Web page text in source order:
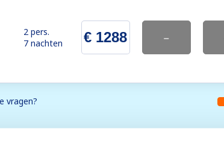
2 pers.
7 nachten
€ 1288 -
vragen?